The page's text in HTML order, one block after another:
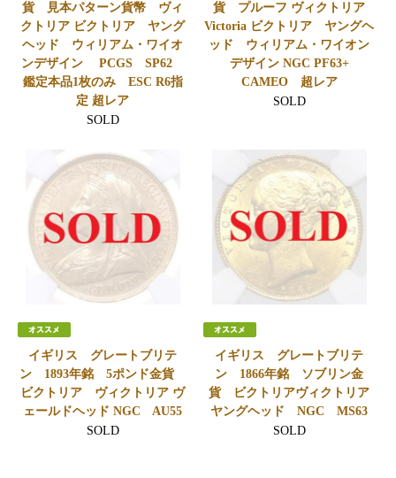
貨 見本パターン貨幣 ヴィ
クトリア ビクトリア ヤング
ヘッド ウィリアム・ワイオ
ンデザイン PCGS SP62
鑑定本品1枚のみ ESC R6指
定 超レア
SOLD
貨 プルーフ ヴィクトリア
Victoria ビクトリア ヤングヘ
ッド ウィリアム・ワイオン
デザイン NGC PF63+
CAMEO 超レア
SOLD
イギリス グレートブリテ
ン 1893年銘 5ポンド金貨
ビクトリア ヴィクトリア ヴ
ェールドヘッド NGC AU55
SOLD
イギリス グレートブリテ
ン 1866年銘 ソブリン金
貨 ビクトリアヴィクトリア
ヤングヘッド NGC MS63
SOLD